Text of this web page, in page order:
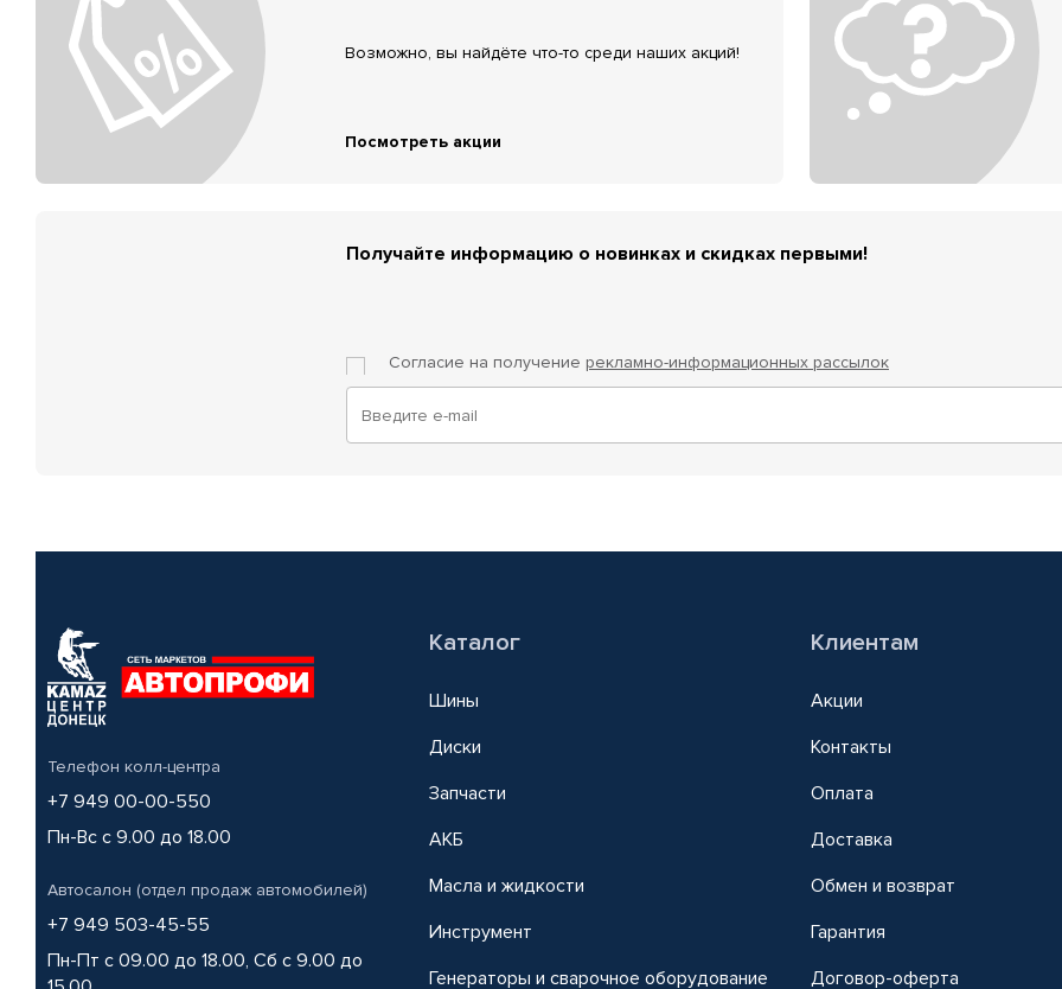
Возможно, вы найдёте что-то среди наших акций!
Посмотреть акции
Получайте информацию о новинках и скидках первыми!
Согласие на получение рекламно-информационных рассылок
Телефон колл-центра
+7 949 00-00-550
Пн-Вс с 9.00 до 18.00
Автосалон (отдел продаж автомобилей)
+7 949 503-45-55
Пн-Пт с 09.00 до 18.00, Сб с 9.00 до
Каталог
Шины
Диски
Запчасти
АКБ
Масла и жидкости
Инструмент
Генераторы и сварочное оборудование
Клиентам
Акции
Контакты
Оплата
Доставка
Обмен и возврат
Гарантия
Договор-оферта